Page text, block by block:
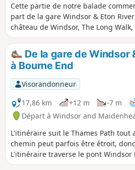
Cette partie de notre balade
part de la gare Windsor & Eton
château de Windsor, The Long
le Three Castles Path, Virginia
Savill Gardens et Englefield Green.
De la gare de Windsor
à Bourne End
Visorandonneur
17,86 km
+12 m -7 m
Départ à Windsor and
L'itinéraire suit le Thames Path tout
chemin peut parfois être étroit,
L'itinéraire traverse le pont Windsor
tourne à gauche pour suivre le